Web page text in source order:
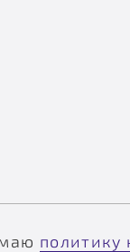
политику